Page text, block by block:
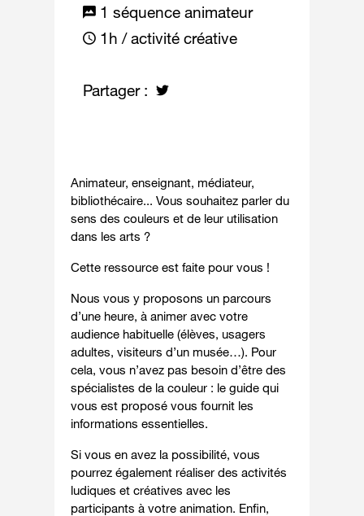
1 séquence animateur
1h / activité créative
Partager :
Animateur, enseignant, médiateur,
bibliothécaire... Vous souhaitez parler du
sens des couleurs et de leur utilisation
dans les arts ?
Cette ressource est faite pour vous !
Nous vous y proposons un parcours
d’une heure, à animer avec votre
audience habituelle (élèves, usagers
adultes, visiteurs d’un musée…). Pour
cela, vous n’avez pas besoin d’être des
spécialistes de la couleur : le guide qui
vous est proposé vous fournit les
informations essentielles.
Si vous en avez la possibilité, vous
pourrez également réaliser des activités
ludiques et créatives avec les
participants à votre animation. Enfin,